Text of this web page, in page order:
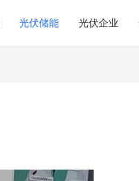
光伏储能 光伏企业